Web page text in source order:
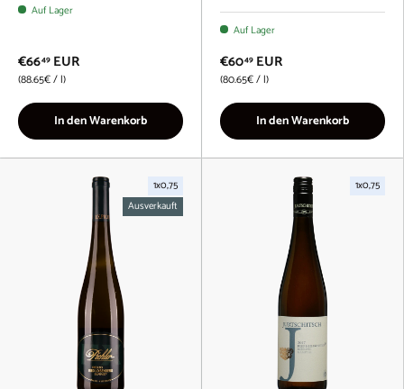
Auf Lager
€6649 EUR
Grundpreis
88.65€/l
In den Warenkorb
Auf Lager
€6049 EUR
Grundpreis
80.65€/l
In den Warenkorb
1x0,75
Ausverkauft
1x0,75